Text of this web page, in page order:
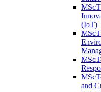
(IoT)
and